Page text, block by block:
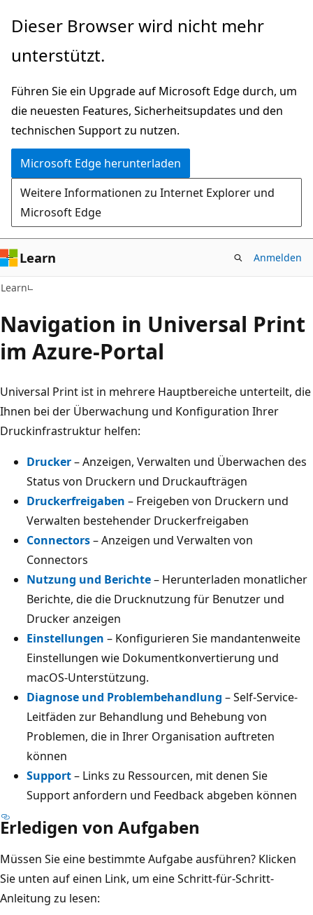
Zu
wechseln
Dieser Browser wird nicht mehr
unterstützt.
Führen Sie ein Upgrade auf Microsoft Edge durch, um
die neuesten Features, Sicherheitsupdates und den
technischen Support zu nutzen.
Microsoft Edge herunterladen
Weitere Informationen zu Internet Explorer und
Microsoft Edge
Learn Anmelden
Learn
Navigation in Universal Print
im Azure-Portal
Universal Print ist in mehrere Hauptbereiche unterteilt, die
Ihnen bei der Überwachung und Konfiguration Ihrer
Druckinfrastruktur helfen:
Drucker– Anzeigen, Verwalten und Überwachen des
Status von Druckern und Druckaufträgen
Druckerfreigaben – Freigeben von Druckern und
Verwalten bestehender Druckerfreigaben
Connectors– Anzeigen und Verwalten von
Connectors
Nutzung und Berichte– Herunterladen monatlicher
Berichte, die die Drucknutzung für Benutzer und
Drucker anzeigen
Einstellungen – Konfigurieren Sie mandantenweite
Einstellungen wie Dokumentkonvertierung und
macOS-Unterstützung.
Diagnose und Problembehandlung – Self-Service-
Leitfäden zur Behandlung und Behebung von
Problemen, die in Ihrer Organisation auftreten
können
Support– Links zu Ressourcen, mit denen Sie
Support anfordern und Feedback abgeben können
Erledigen von Aufgaben
Müssen Sie eine bestimmte Aufgabe ausführen? Klicken
Sie unten auf einen Link, um eine Schritt-für-Schritt-
Anleitung zu lesen: